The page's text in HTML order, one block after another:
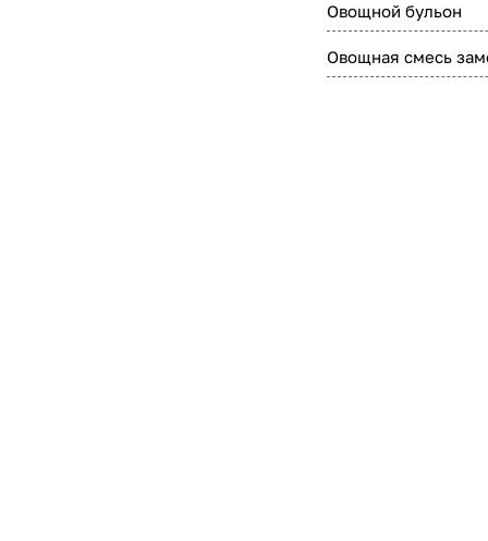
Овощной бульон
Овощная смесь